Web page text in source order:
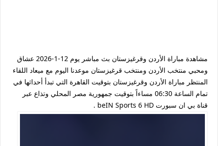
مشاهدة مباراة الأردن وقرغيزستان بث مباشر يوم 12-1-2026 عشاق
ومحبي منتخب الأردن ومنتخب قرغيزستان موعدنا اليوم مع ميعاد اللقاء
المنتظر مباراة الأردن وقرغيزستان بتوقيت القاهرة التي تبدأ أحداثها في
تمام الساعة 06:30 مساءاً بتوقيت جمهورية مصر المحلي وتذاع عبر
قناة بي ان سبورت beIN Sports 6 HD .